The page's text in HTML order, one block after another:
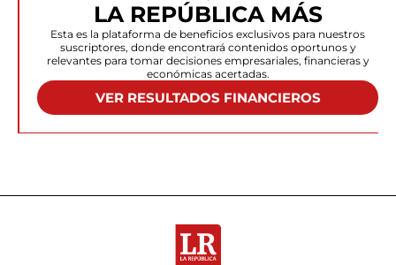
LA REPÚBLICA MÁS
Esta es la plataforma de beneficios exclusivos para nuestros
suscriptores, donde encontrará contenidos oportunos y
relevantes para tomar decisiones empresariales, financieras y
económicas acertadas.
VER RESULTADOS FINANCIEROS